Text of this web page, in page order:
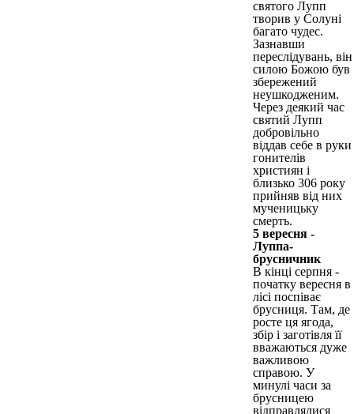
святого Лупп
творив у Солуні
багато чудес.
Зазнавши
переслідувань, він
силою Божою був
збережений
неушкодженим.
Через деякий час
святий Лупп
добровільно
віддав себе в руки
гонителів
християн і
близько 306 року
прийняв від них
мученицьку
смерть.
5 вересня -
Луппа-
брусничник
В кінці серпня -
початку вересня в
лісі поспіває
брусниця. Там, де
росте ця ягода,
збір і заготівля її
вважаються дуже
важливою
справою. У
минулі часи за
брусницею
відправлялися